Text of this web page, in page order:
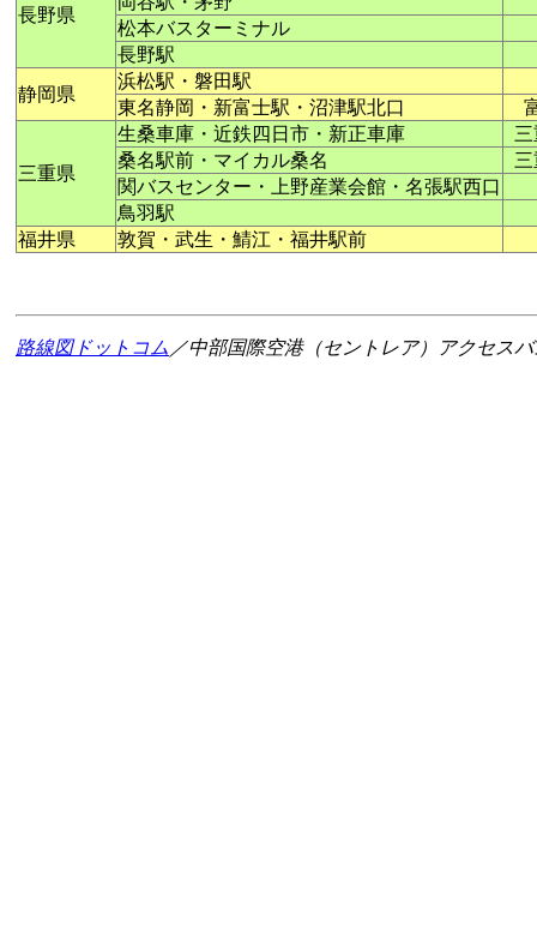
長野県
松本バスターミナル
長野駅
静岡県
浜松駅・磐田駅
東名静岡・新富士駅・沼津駅北口
三重県
生桑車庫・近鉄四日市・新正車庫
桑名駅前・マイカル桑名
関バスセンター・上野産業会館・名張駅西口
鳥羽駅
福井県
敦賀・武生・鯖江・福井駅前
路線図ドットコム ／中部国際空港（セントレア）アクセス